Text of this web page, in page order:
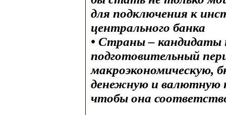
для подключения к
центрального банка
• Страны – кандидаты
подготовительный
макроэкономическую,
денежную и валютную
чтобы она